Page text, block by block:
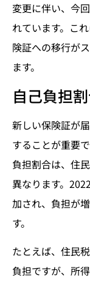
変更に伴い、今
れています。こ
険証への移行が
ます。
自己負担
新しい保険証が
することが重要
負担割合は、住
異なります。
加され、負担が
す。
たとえば、住民
負担ですが、所